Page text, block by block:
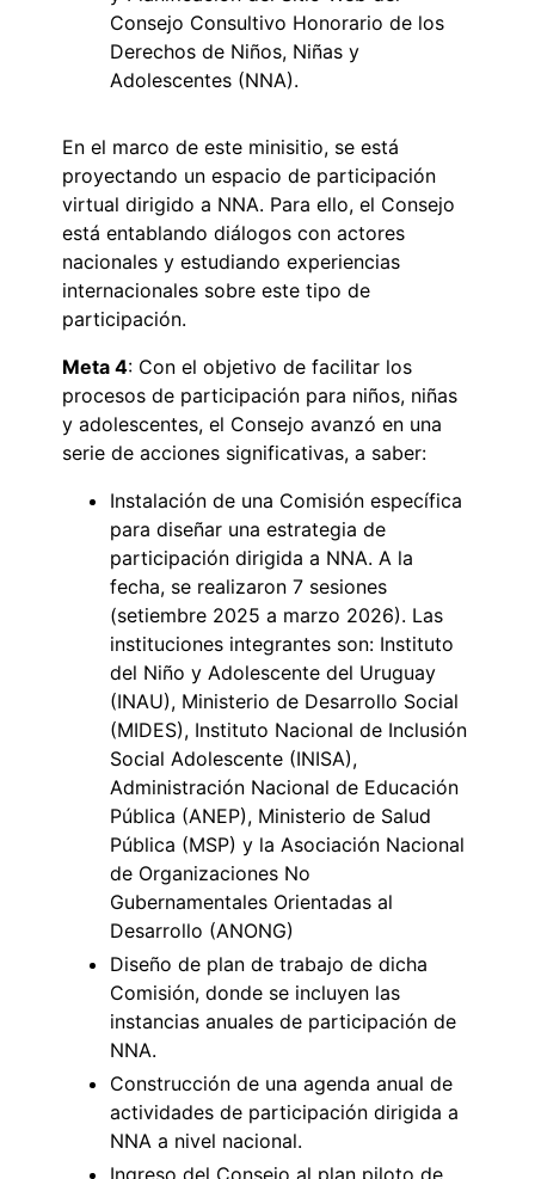
Consejo Consultivo Honorario de los
Derechos de Niños, Niñas y
Adolescentes (NNA).
En el marco de este minisitio, se está
proyectando un espacio de participación
virtual dirigido a NNA. Para ello, el Consejo
está entablando diálogos con actores
nacionales y estudiando experiencias
internacionales sobre este tipo de
participación.
Meta 4: Con el objetivo de facilitar los
procesos de participación para niños, niñas
y adolescentes, el Consejo avanzó en una
serie de acciones significativas, a saber:
Instalación de una Comisión específica
para diseñar una estrategia de
participación dirigida a NNA. A la
fecha, se realizaron 7 sesiones
(setiembre 2025 a marzo 2026). Las
instituciones integrantes son: Instituto
del Niño y Adolescente del Uruguay
(INAU), Ministerio de Desarrollo Social
(MIDES), Instituto Nacional de Inclusión
Social Adolescente (INISA),
Administración Nacional de Educación
Pública (ANEP), Ministerio de Salud
Pública (MSP) y la Asociación Nacional
de Organizaciones No
Gubernamentales Orientadas al
Desarrollo (ANONG)
Diseño de plan de trabajo de dicha
Comisión, donde se incluyen las
instancias anuales de participación de
NNA.
Construcción de una agenda anual de
actividades de participación dirigida a
NNA a nivel nacional.
Ingreso del Consejo al plan piloto de